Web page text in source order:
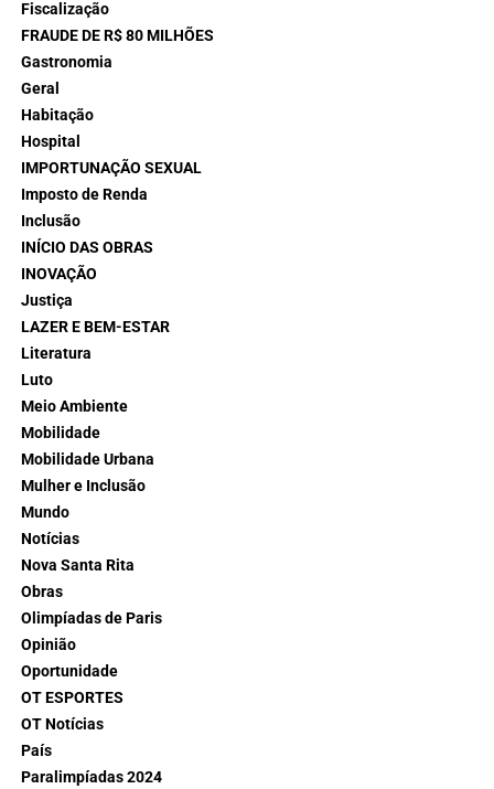
Fiscalização
FRAUDE DE R$ 80 MILHÕES
Gastronomia
Geral
Habitação
Hospital
IMPORTUNAÇÃO SEXUAL
Imposto de Renda
Inclusão
INÍCIO DAS OBRAS
INOVAÇÃO
Justiça
LAZER E BEM-ESTAR
Literatura
Luto
Meio Ambiente
Mobilidade
Mobilidade Urbana
Mulher e Inclusão
Mundo
Notícias
Nova Santa Rita
Obras
Olimpíadas de Paris
Opinião
Oportunidade
OT ESPORTES
OT Notícias
País
Paralimpíadas 2024